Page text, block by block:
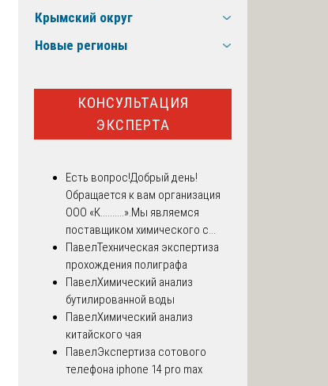
Крымский округ
Новые регионы
КОНСУЛЬТАЦИЯ
ЭКСПЕРТА
Есть вопрос!Добрый день!
Обращается к вам организация
ООО «К..........».Мы являемся
поставщиком химического с...
ПавелТехническая экспертиза
прохождения полиграфа
ПавелХимический анализ
бутилированной воды
ПавелХимический анализ
китайского чая
ПавелЭкспертиза сотового
телефона iphone 14 pro max